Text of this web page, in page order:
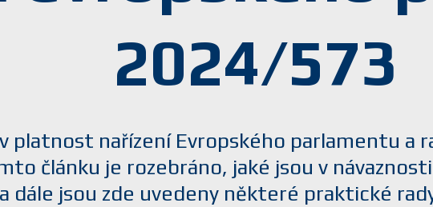
2024/573
platnost nařízení Evropského parlamentu a
článku je rozebráno, jaké jsou v
dále jsou zde uvedeny některé praktické